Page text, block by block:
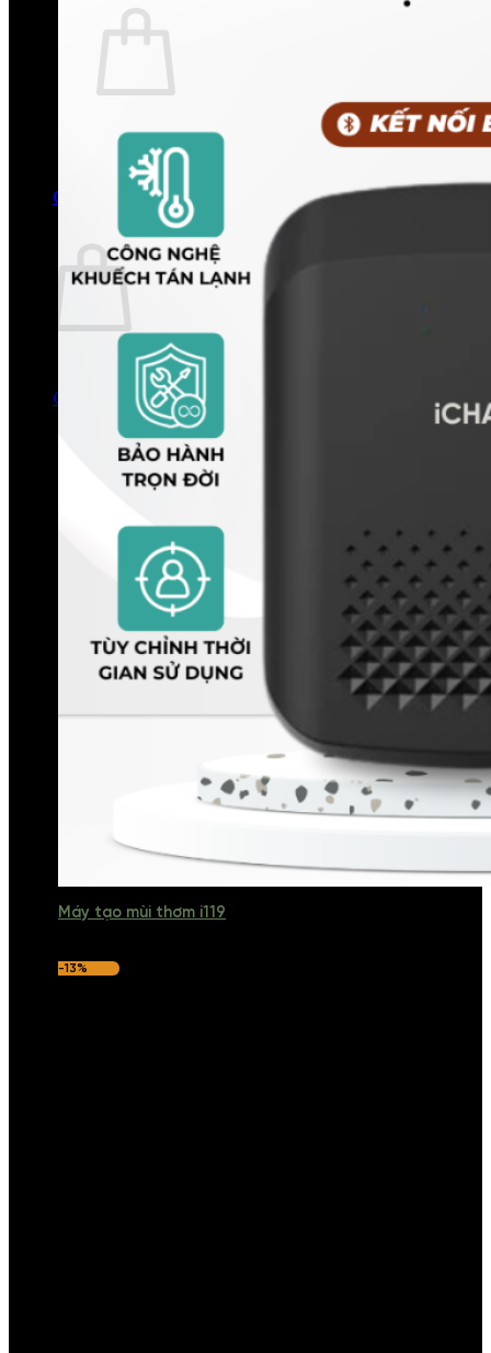
Chưa có sản phẩm trong giỏ hàng.
Quay trở lại cửa hàng
0
Giỏ hàng
Chưa có sản phẩm trong giỏ hàng.
Quay trở lại cửa hàng
Máy tạo mùi thơm i119
-13%